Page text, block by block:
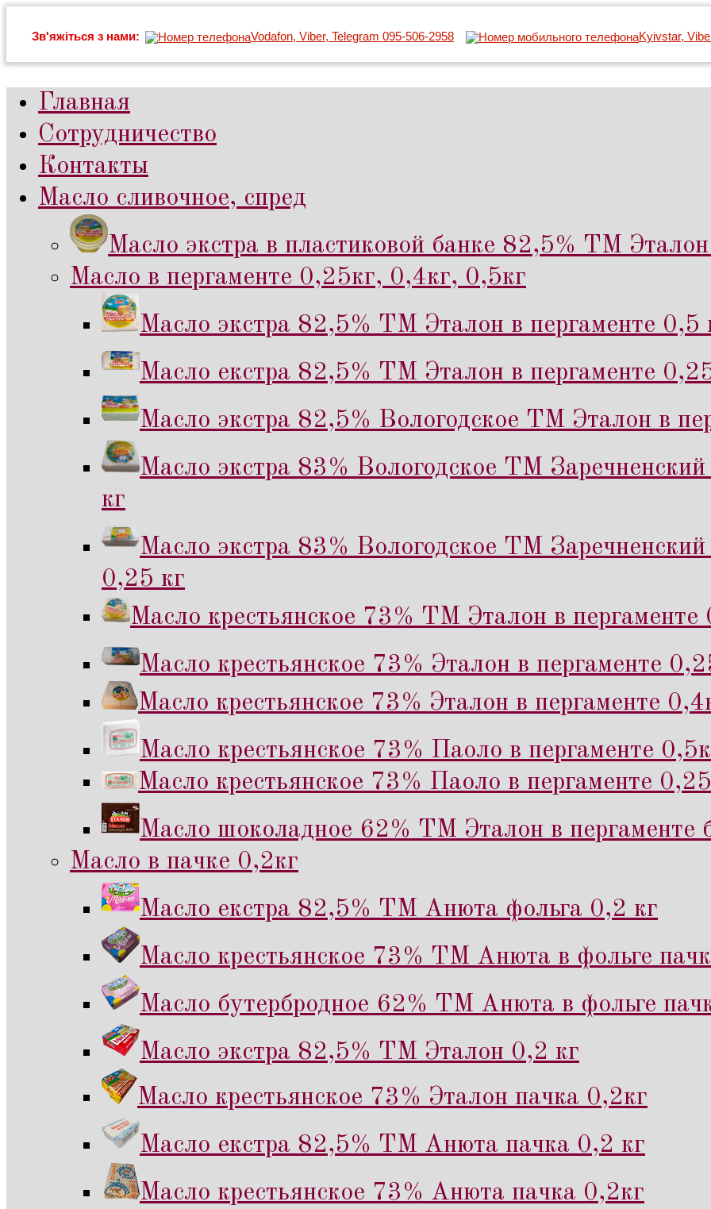
Зв'яжіться з нами: Vodafon, Viber, Telegram 095-506-2958 Kyivstar,
Главная
Сотрудничество
Контакты
Масло сливочное, спред
Масло экстра в пластиковой банке 82,5% ТМ
Масло в пергаменте 0,25кг, 0,4кг, 0,5кг
Масло экстра 82,5% ТМ Эталон в пергаменте 0,5
Масло екстра 82,5% ТМ Эталон в пергаменте
Масло экстра 82,5% Вологодское ТМ Эталон в
Масло экстра 83% Вологодское ТМ Заречненский
кг
Масло экстра 83% Вологодское ТМ Заречненский
0,25 кг
Масло крестьянское 73% ТМ Эталон в пергаменте
Масло крестьянское 73% Эталон в пергаменте
Масло крестьянское 73% Эталон в пергаменте
Масло крестьянское 73% Паоло в пергаменте
Масло крестьянское 73% Паоло в пергаменте
Масло шоколадное 62% ТМ Эталон в пергаменте
Масло в пачке 0,2кг
Масло екстра 82,5% ТМ Анюта фольга 0,2 кг
Масло крестьянское 73% ТМ Анюта в фольге
Масло бутербродное 62% ТМ Анюта в фольге
Масло экстра 82,5% ТМ Эталон 0,2 кг
Масло крестьянское 73% Эталон пачка 0,2кг
Масло екстра 82,5% ТМ Анюта пачка 0,2 кг
Масло крестьянское 73% Анюта пачка 0,2кг